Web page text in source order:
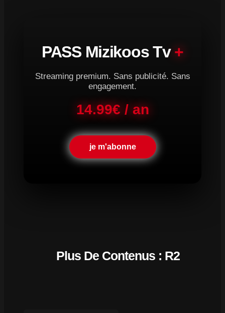
PASS Mizikoos Tv+
Streaming premium. Sans publicité. Sans
engagement.
14.99€ / an
je m'abonne
Plus De Contenus : R2